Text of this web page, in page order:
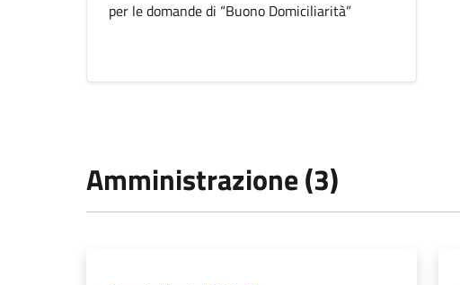
per le domande di “Buono Domiciliarità”
Amministrazione (3)